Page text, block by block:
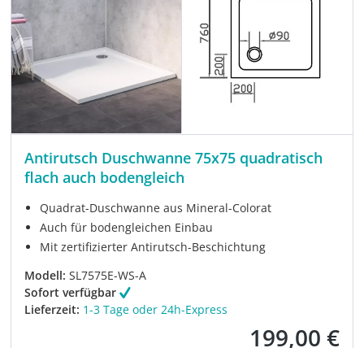
Antirutsch Duschwanne 75x75 quadratisch
flach auch bodengleich
Quadrat-Duschwanne aus Mineral-Colorat
Auch für bodengleichen Einbau
Mit zertifizierter Antirutsch-Beschichtung
Modell: SL7575E-WS-A
Sofort verfügbar
Lieferzeit: 1-3 Tage oder 24h-Express
Verkaufspreis:
199,00 €